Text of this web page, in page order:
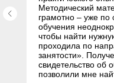
Методический
грамотно – уже
обучения
чтобы найти
проходила по
занятости».
свидетельство об
позволили мне